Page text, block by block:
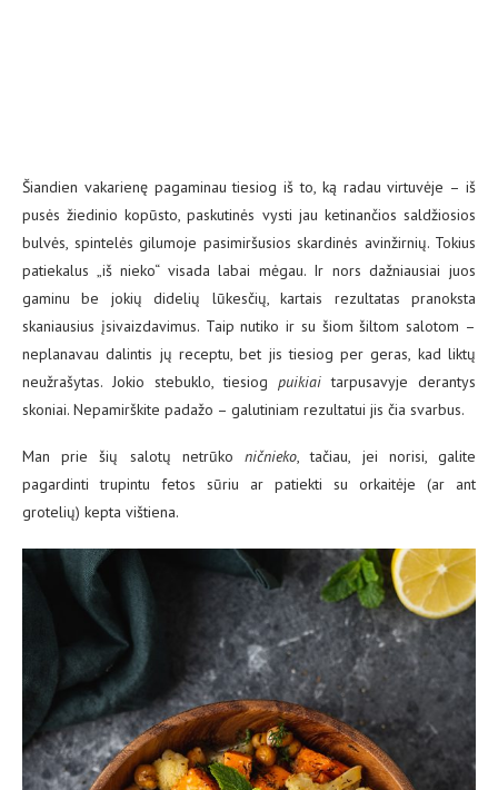
Šiandien vakarienę pagaminau tiesiog iš to, ką radau virtuvėje – iš
pusės žiedinio kopūsto, paskutinės vysti jau ketinančios saldžiosios
bulvės, spintelės gilumoje pasimiršusios skardinės avinžirnių. Tokius
patiekalus „iš nieko“ visada labai mėgau. Ir nors dažniausiai juos
gaminu be jokių didelių lūkesčių, kartais rezultatas pranoksta
skaniausius įsivaizdavimus. Taip nutiko ir su šiom šiltom salotom –
neplanavau dalintis jų receptu, bet jis tiesiog per geras, kad liktų
neužrašytas. Jokio stebuklo, tiesiog puikiai tarpusavyje derantys
skoniai. Nepamirškite padažo – galutiniam rezultatui jis čia svarbus.
Man prie šių salotų netrūkoničnieko, tačiau, jei norisi, galite
pagardinti trupintu fetos sūriu ar patiekti su orkaitėje (ar ant
grotelių) kepta vištiena.